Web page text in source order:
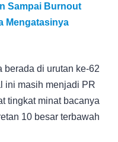
Sampai Burnout
Mengatasinya
berada di urutan ke-62
ini masih menjadi PR
tingkat minat bacanya
10 besar terbawah